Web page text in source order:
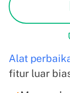
Alat
fitur luar